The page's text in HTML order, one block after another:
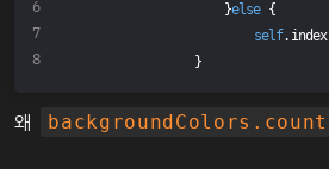
                    }
else {
self.index
                }
왜 backgroundColors.count